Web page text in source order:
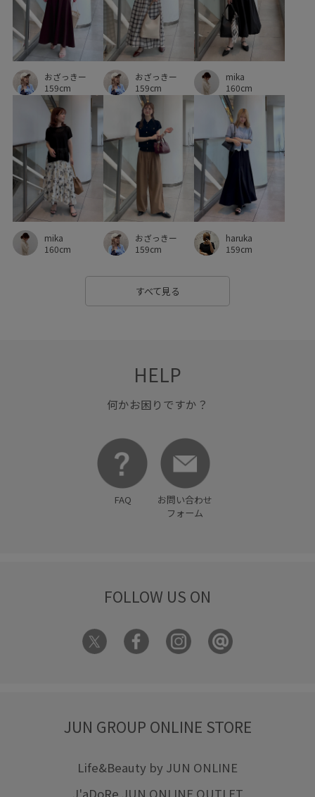
チノパン テーラードジャケット デイリーで活躍
デイリー使い デニムに合わせる ニット
ハイウエスト ビジネスシーン フラットシューズ
ブラウス ベルト ベーシック ペプラム
ポリエステル マーメイドスカート リネン
リラックス感 ワイドパンツ 伸縮性
別注 別注アイテム 取り外し可能 大人カジュアル
快適 快適な着心地 抗菌防臭 抜け感 接触冷感
日傘 春夏 普段使いも出来る 柔らかい素材
水筒 疲れにくい 着脱しやすい
羽織としても使える 肌離れが良い 華やか
おざっきー
159cm
おざっきー
159cm
mika
160cm
mika
160cm
おざっきー
159cm
haruka
159cm
すべて見る
HELP
何かお困りですか？
FAQ
お問い合わせ
フォーム
FOLLOW US ON
JUN GROUP ONLINE STORE
Life&Beauty by JUN ONLINE
J'aDoRe JUN ONLINE OUTLET